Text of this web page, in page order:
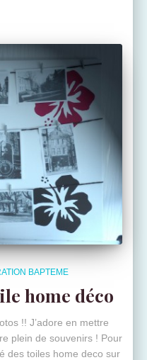
BAPTEME
home déco
!! J’adore en mettre
plein de souvenirs ! Pour
des toiles home deco sur